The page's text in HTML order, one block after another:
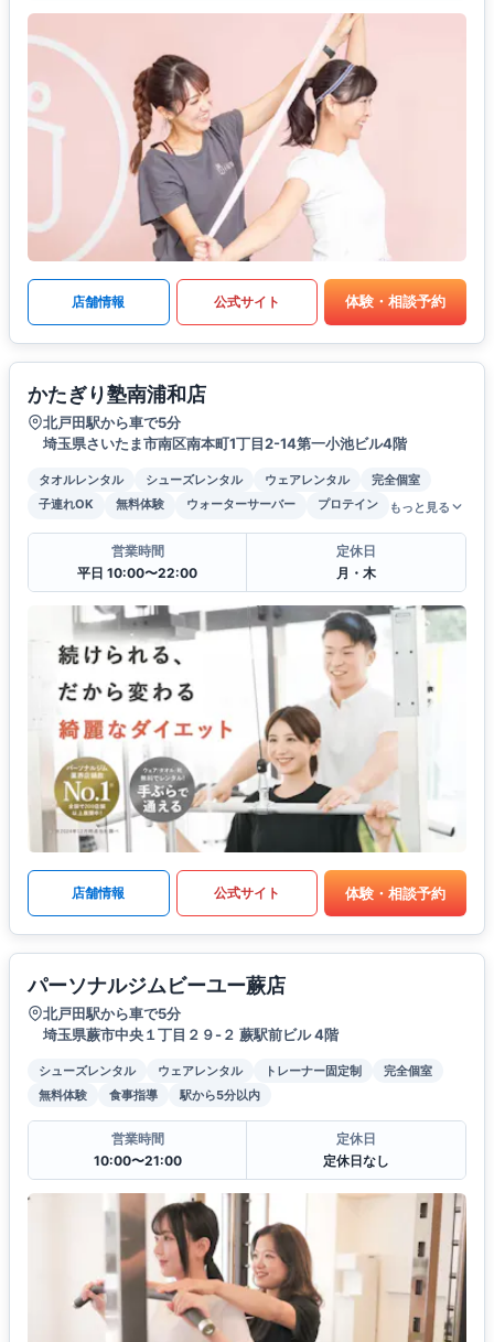
店舗情報 公式サイト 体験・相談予約
かたぎり塾南浦和店
北戸田駅から車で5分
埼玉県さいたま市南区南本町1丁目2-14第一小池ビル4階
タオルレンタル シューズレンタル ウェアレンタル
完全個室
子連れOK
無料体験 ウォーターサーバー プロテイン もっと見る
営業時間
平日 10:00〜22:00
定休日
月・木
店舗情報 公式サイト 体験・相談予約
パーソナルジムビーユー蕨店
北戸田駅から車で5分
埼玉県蕨市中央１丁目２９-２ 蕨駅前ビル 4階
シューズレンタル ウェアレンタル トレーナー固定制
完全個室
無料体験
食事指導 駅から5分以内
営業時間
10:00〜21:00
定休日
定休日なし